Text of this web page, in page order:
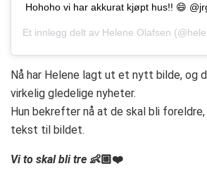
Hohoho vi har akkurat kjøpt hus!! 😄
Et innlegg delt av Helene Olafsen
Nå har Helene lagt ut et nytt bilde, og
virkelig gledelige nyheter.
Hun bekrefter nå at de skal bli
tekst til bildet.
Vi to skal bli tre 👶🏼❤️